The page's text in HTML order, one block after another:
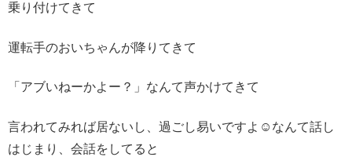
乗り付けてきて
運転手のおいちゃんが降りてきて
「アブいねーかよー？」なんて声かけてきて
言われてみれば居ないし、過ごし易いですよ☺︎なんて話し
はじまり、会話をしてると